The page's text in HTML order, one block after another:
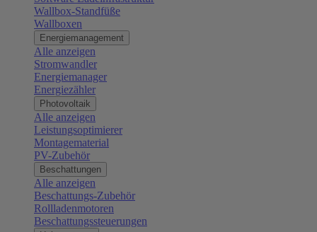
Wallbox-Standfüße
Wallboxen
Energiemanagement
Alle anzeigen
Stromwandler
Energiemanager
Energiezähler
Photovoltaik
Alle anzeigen
Leistungsoptimierer
Montagematerial
PV-Zubehör
Beschattungen
Alle anzeigen
Beschattungs-Zubehör
Rollladenmotoren
Beschattungssteuerungen